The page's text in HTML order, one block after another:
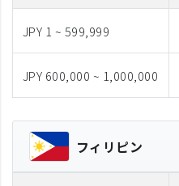
JPY 1 ~ 599,999
JPY 600,000 ~ 1,000,000
フィリピン